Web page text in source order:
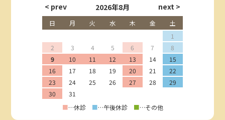
2026年8月
日 月 火 水 木 金
土
1
2
3 4 5 6 7
8
9
10 11 12 13 14
15
16
17 18 19 20 21
22
23
24 25 26 27 28
29
30
31
■…休診 ■…午後休診 ■…その他